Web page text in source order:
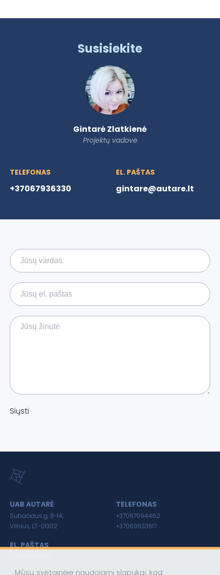
Susisiekite
Gintarė Zlatkienė
Projektų vadovė
TELEFONAS
+37067936330
EL. PAŠTAS
gintare@autare.lt
Siųsti
UAB AUTARĖ
Subačiaus g. 8-14,
Vilnius, LT-01302
TELEFONAS
+37067094462
+37069933617
EL. PAŠTAS
Mūsų svetainėje naudojami slapukai, kad